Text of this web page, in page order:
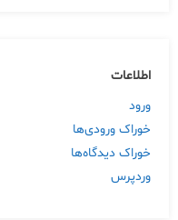
اطلاعات
ورود
خوراک ورودی‌ها
خوراک دیدگاه‌ها
وردپرس